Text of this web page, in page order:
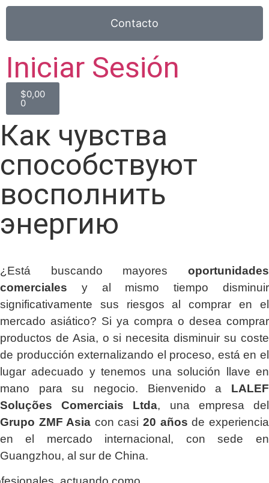
Contacto
Iniciar Sesión
$0,00
0
Как чувства
способствуют
восполнить
энергию
¿Está buscando mayores oportunidades
comerciales y al mismo tiempo disminuir
significativamente sus riesgos al comprar en el
mercado asiático? Si ya compra o desea comprar
productos de Asia, o si necesita disminuir su coste
de producción externalizando el proceso, está en el
lugar adecuado y tenemos una solución llave en
mano para su negocio. Bienvenido a LALEF
Soluções Comerciais Ltda, una empresa del
Grupo ZMF Asia con casi20 años de experiencia
en el mercado internacional, con sede en
Guangzhou, al sur de China.